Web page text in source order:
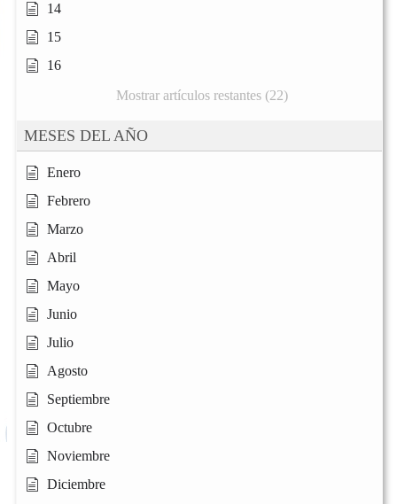
14
15
16
Mostrar artículos restantes (22)
MESES DEL AÑO
Enero
Febrero
Marzo
Abril
Mayo
Junio
Julio
Agosto
Septiembre
Octubre
Noviembre
Diciembre